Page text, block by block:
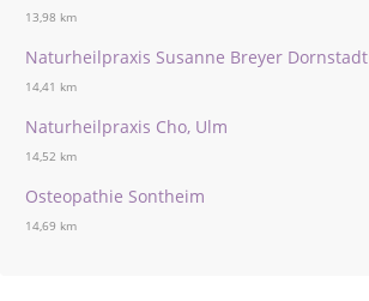
13,98 km
Naturheilpraxis Susanne Breyer Dornstadt
14,41 km
Naturheilpraxis Cho, Ulm
14,52 km
Osteopathie Sontheim
14,69 km